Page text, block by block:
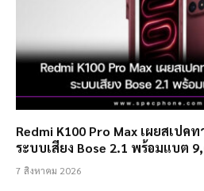
Redmi K100 Pro Max เผยสเปคท
ระบบเสียง Bose 2.1 พร้อมแบต
7 สิงหาคม 2026